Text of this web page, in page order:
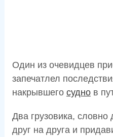
Один из очевидцев
запечатлел
накрывшего суднов
Два грузовика,
друг на друга и